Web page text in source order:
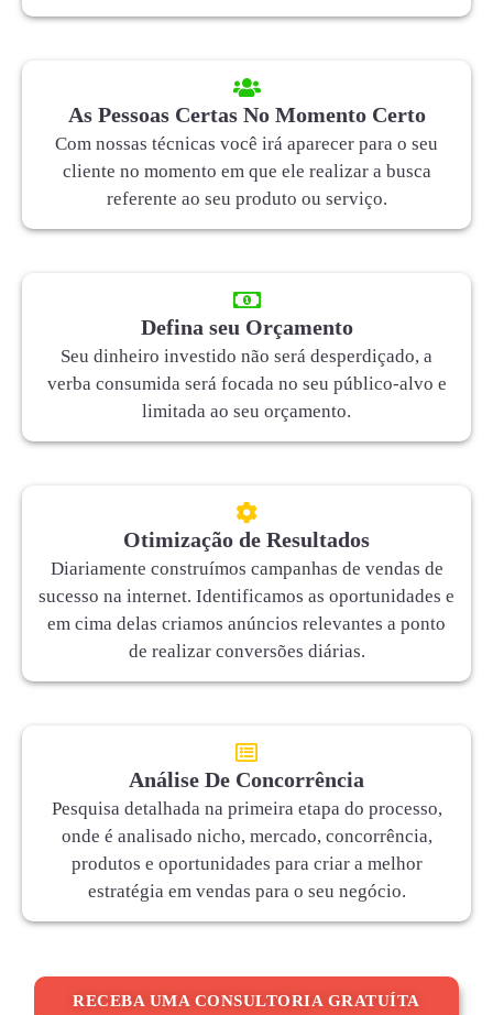
As Pessoas Certas No Momento Certo
Com nossas técnicas você irá aparecer para o seu
cliente no momento em que ele realizar a busca
referente ao seu produto ou serviço.
Defina seu Orçamento
Seu dinheiro investido não será desperdiçado, a
verba consumida será focada no seu público-alvo e
limitada ao seu orçamento.
Otimização de Resultados
Diariamente construímos campanhas de vendas de
sucesso na internet. Identificamos as oportunidades e
em cima delas criamos anúncios relevantes a ponto
de realizar conversões diárias.
Análise De Concorrência
Pesquisa detalhada na primeira etapa do processo,
onde é analisado nicho, mercado, concorrência,
produtos e oportunidades para criar a melhor
estratégia em vendas para o seu negócio.
RECEBA UMA CONSULTORIA GRATUÍTA